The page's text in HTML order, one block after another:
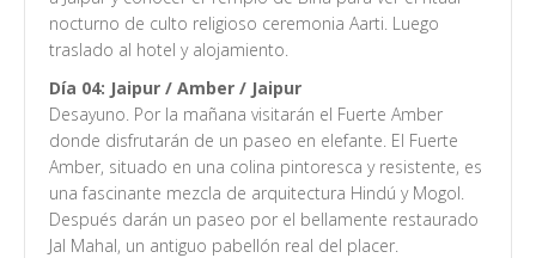
nocturno de culto religioso ceremonia Aarti. Luego
traslado al hotel y alojamiento.
Día 04: Jaipur / Amber / Jaipur
Desayuno. Por la mañana visitarán el Fuerte Amber
donde disfrutarán de un paseo en elefante. El Fuerte
Amber, situado en una colina pintoresca y resistente, es
una fascinante mezcla de arquitectura Hindú y Mogol.
Después darán un paseo por el bellamente restaurado
Jal Mahal, un antiguo pabellón real del placer.